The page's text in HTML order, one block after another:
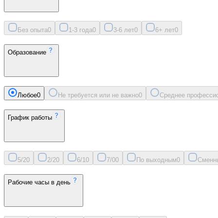
Без опыта0 1-3 года0 3-6 лет0 6+ лет0
Образование
Любое0 Не требуется или не важно0 Среднее
График работы
5/20 2/20 6/10 7/00 По выходным0
Рабочие часы в день